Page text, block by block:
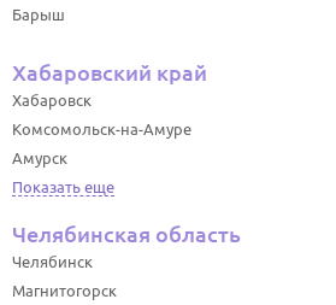
Барыш
Хабаровский край
Хабаровск
Комсомольск-на-Амуре
Амурск
Показать еще
Челябинская область
Челябинск
Магнитогорск